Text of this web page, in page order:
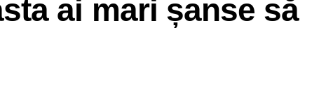
ai mari șanse să